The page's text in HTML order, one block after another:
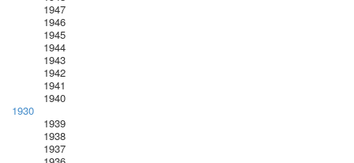
1947
1946
1945
1944
1943
1942
1941
1940
1930
1939
1938
1937